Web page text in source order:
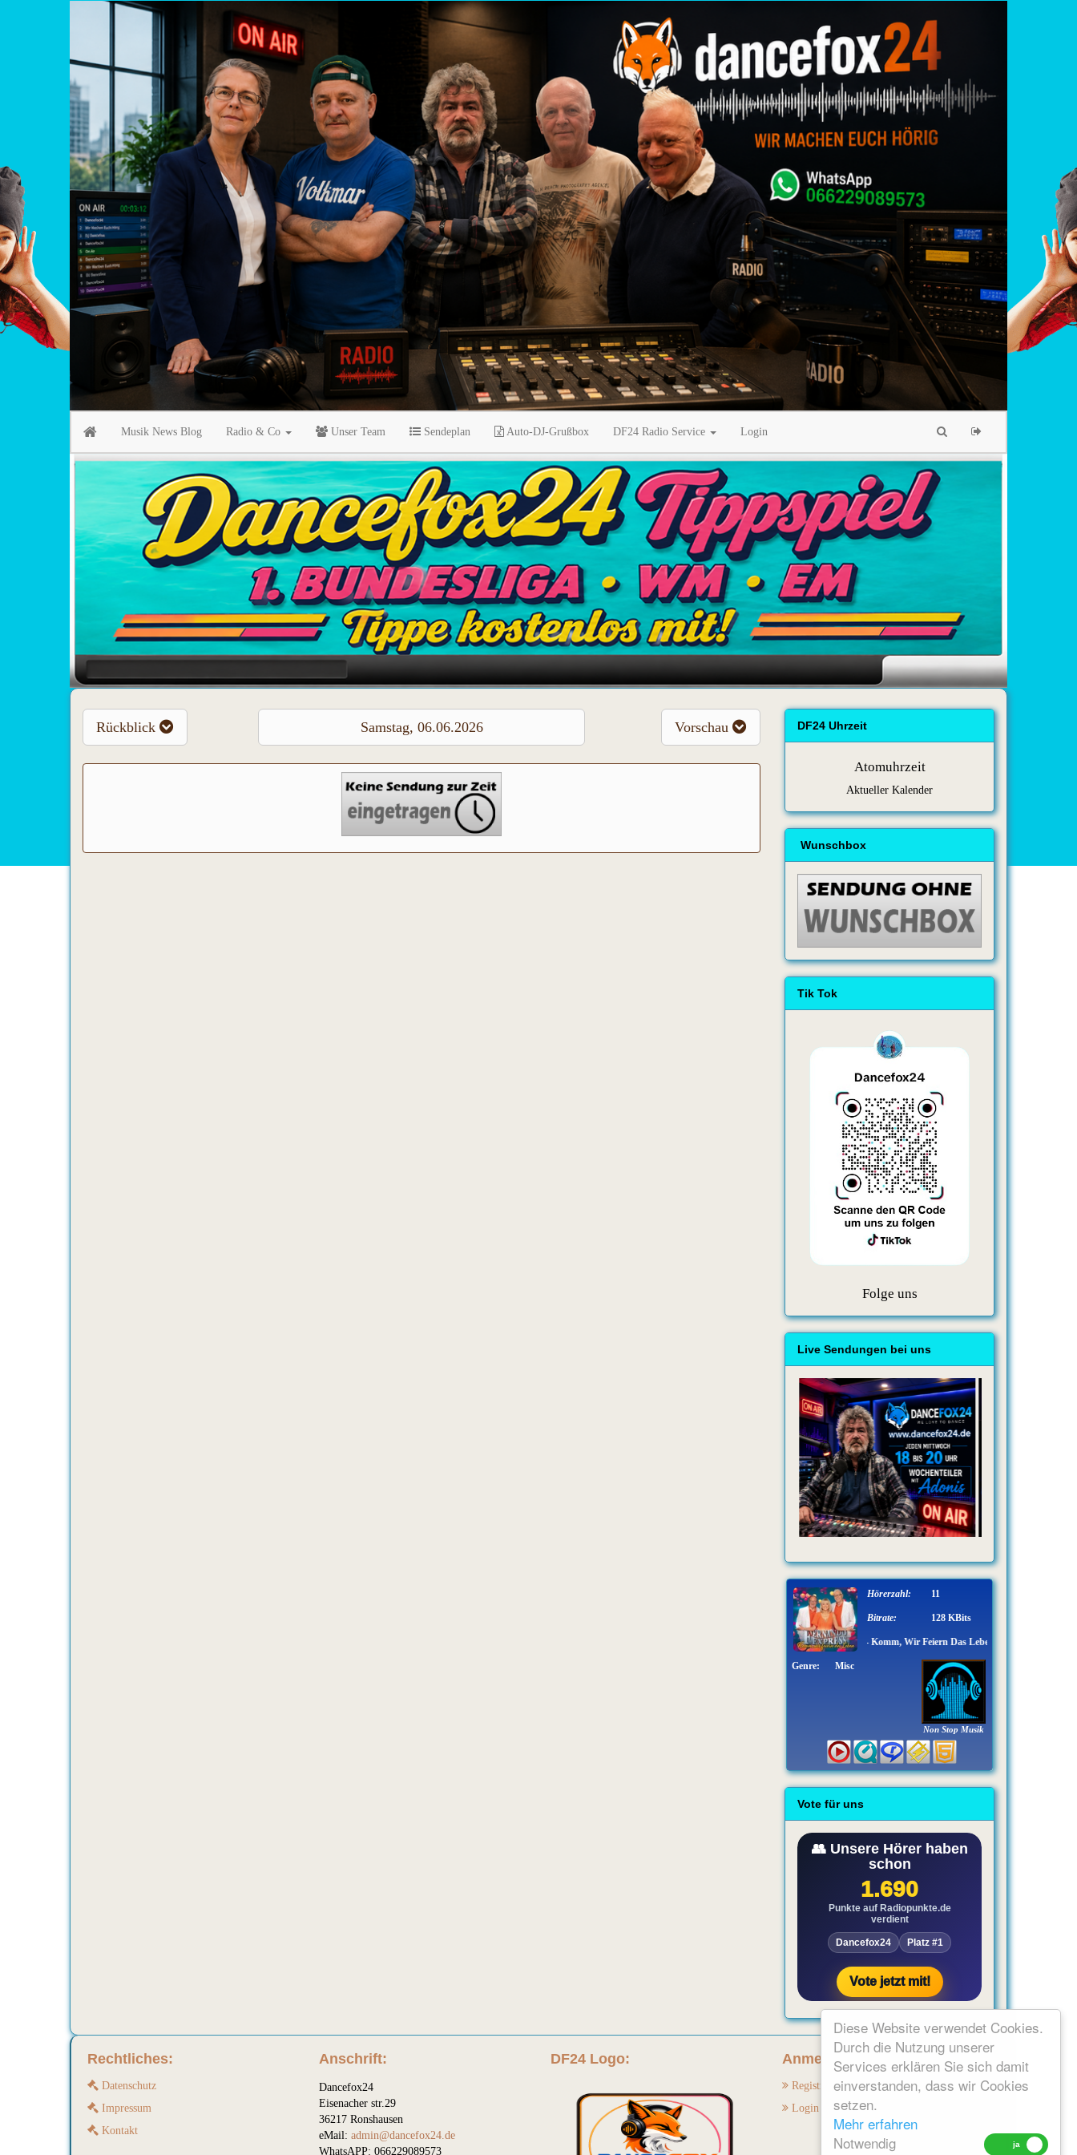
Diese Website verwendet Cookies.
Durch die Nutzung unserer
Services erklären Sie sich damit
einverstanden, dass wir Cookies
setzen.
Mehr erfahren
Notwendig
Musik News Blog Radio & Co Unser Team Sendeplan Auto-DJ-Grußbox DF24 Radio Service Login
Rückblick Samstag, 06.06.2026 Vorschau DF24 Uhrzeit
Atomuhrzeit
Aktueller Kalender
Wunschbox
Tik Tok
Folge uns
Live Sendungen bei uns
Non Stop Musik
Fernando Express - Komm, Wir Feiern Das Leben
Hörerzahl: 11
Bitrate: 128 KBits
Genre: Misc
Vote für uns
Rechtliches:
Datenschutz
Impressum
Kontakt
Anschrift:
Dancefox24
Eisenacher str.29
36217 Ronshausen
eMail: admin@dancefox24.de
WhatsAPP: 066229089573
DF24 Logo: Anmelden:
Registrieren
Login